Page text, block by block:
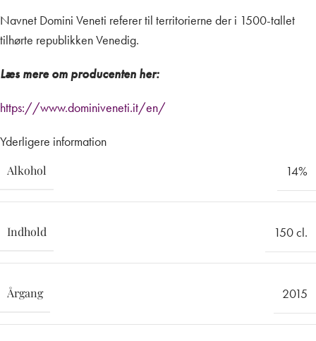
Navnet Domini Veneti referer til territorierne der i 1500-tallet
tilhørte republikken Venedig.
Læs mere om producenten her:
https://www.dominiveneti.it/en/
Yderligere information
Alkohol 14%
Indhold 150 cl.
Årgang 2015